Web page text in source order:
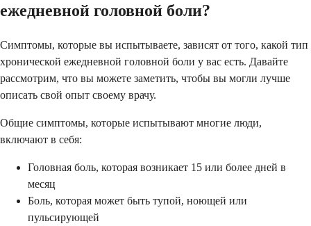
ежедневной головной боли?
Симптомы, которые вы испытываете, зависят от того, какой тип
хронической ежедневной головной боли у вас есть. Давайте
рассмотрим, что вы можете заметить, чтобы вы могли лучше
описать свой опыт своему врачу.
Общие симптомы, которые испытывают многие люди,
включают в себя:
Головная боль, которая возникает 15 или более дней в
месяц
Боль, которая может быть тупой, ноющей или
пульсирующей